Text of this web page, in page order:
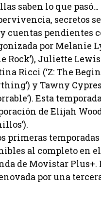
saben lo que
secretos
cuentas pendientes
por Melanie
Rock’), Juliette Lewis
Ricci (‘Z: The
y Tawny
Esta
de Elijah Wood
primeras
al completo en
de Movistar Plus+.
por una